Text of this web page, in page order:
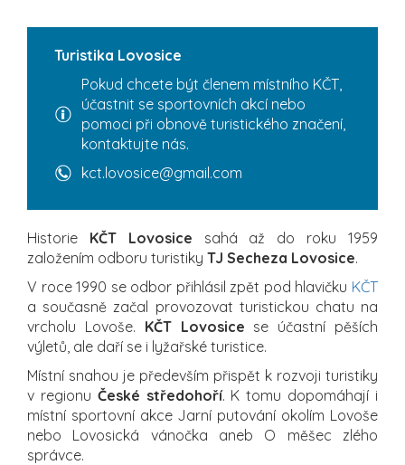
Turistika Lovosice
Pokud chcete být členem místního KČT,
účastnit se sportovních akcí nebo
pomoci při obnově turistického značení,
kontaktujte nás.
kct.lovosice@gmail.com
Historie KČT Lovosice sahá až do roku 1959
založením odboru turistiky TJ Secheza Lovosice.
V roce 1990 se odbor přihlásil zpět pod hlavičku KČT
a současně začal provozovat turistickou chatu na
vrcholu Lovoše. KČT Lovosice se účastní pěších
výletů, ale daří se i lyžařské turistice.
Místní snahou je především přispět k rozvoji turistiky
v regionu České středohoří. K tomu dopomáhají i
místní sportovní akce Jarní putování okolím Lovoše
nebo Lovosická vánočka aneb O měšec zlého
správce.